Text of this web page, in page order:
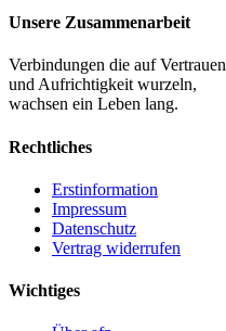
Unsere Zusammenarbeit
Verbindungen die auf Vertrauen
und Aufrichtigkeit wurzeln,
wachsen ein Leben lang.
Rechtliches
Erstinformation
Impressum
Datenschutz
Vertrag widerrufen
Wichtiges